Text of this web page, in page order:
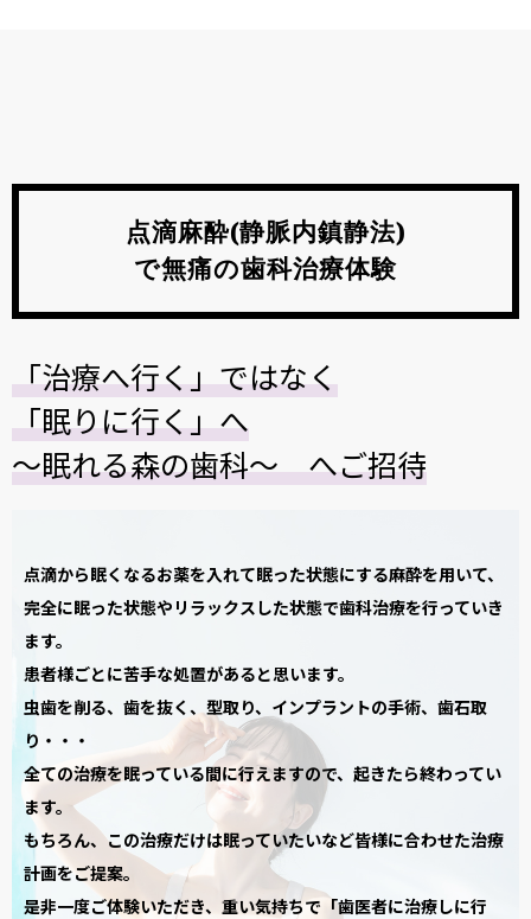
2025.08.29
歯医者で使う麻酔の副作用とは？治療を受ける前に知ってお
2025.07.11
歯医者で行う麻酔の種類とは？麻酔の効果や持続時間の目安
について解説
2024.12.24
年末年始の診療日のお知らせ
2024.09.03
9/8（日）マウスピース矯正外部セミナー参加による休診日の
お知らせ
2024.09.01
診療日のお知らせ・静脈内鎮静法を利用した無痛治療・短期
集中治療にも対応
点滴麻酔(静脈内鎮静法)
で無痛の歯科治療体験
「治療へ行く」ではなく
「眠りに行く」へ
〜眠れる森の歯科〜 へご招待
点滴から眠くなるお薬を入れて眠った状態にする麻酔を用いて、
完全に眠った状態やリラックスした状態で歯科治療を行っていき
ます。
患者様ごとに苦手な処置があると思います。
虫歯を削る、歯を抜く、型取り、インプラントの手術、歯石取
り・・・
全ての治療を眠っている間に行えますので、起きたら終わってい
ます。
もちろん、この治療だけは眠っていたいなど皆様に合わせた治療
計画をご提案。
是非一度ご体験いただき、重い気持ちで「歯医者に治療しに行